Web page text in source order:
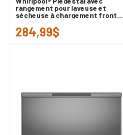
rangement pour laveuse et
sécheuse à chargement frontal,
284,99$